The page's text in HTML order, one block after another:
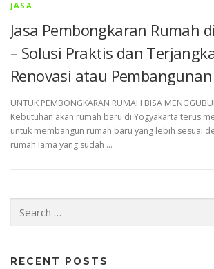
JASA
Jasa Pembongkaran Rumah
– Solusi Praktis dan
Renovasi atau
UNTUK PEMBONGKARAN RUMAH BISA
Kebutuhan akan rumah baru di Yogyakarta terus
untuk membangun rumah baru yang lebih sesuai
rumah lama yang sudah …
for:
RECENT POSTS